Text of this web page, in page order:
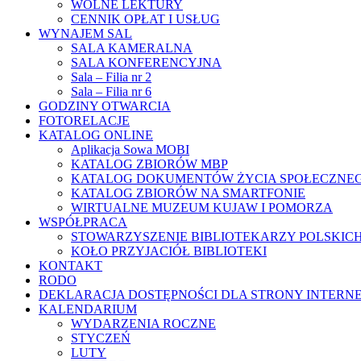
WOLNE LEKTURY
CENNIK OPŁAT I USŁUG
WYNAJEM SAL
SALA KAMERALNA
SALA KONFERENCYJNA
Sala – Filia nr 2
Sala – Filia nr 6
GODZINY OTWARCIA
FOTORELACJE
KATALOG ONLINE
Aplikacja Sowa MOBI
KATALOG ZBIORÓW MBP
KATALOG DOKUMENTÓW ŻYCIA
KATALOG ZBIORÓW NA SMARTFONIE
WIRTUALNE MUZEUM KUJAW I POMORZA
WSPÓŁPRACA
STOWARZYSZENIE BIBLIOTEKARZY
KOŁO PRZYJACIÓŁ BIBLIOTEKI
KONTAKT
RODO
DEKLARACJA DOSTĘPNOŚCI DLA STRONY
KALENDARIUM
WYDARZENIA ROCZNE
STYCZEŃ
LUTY